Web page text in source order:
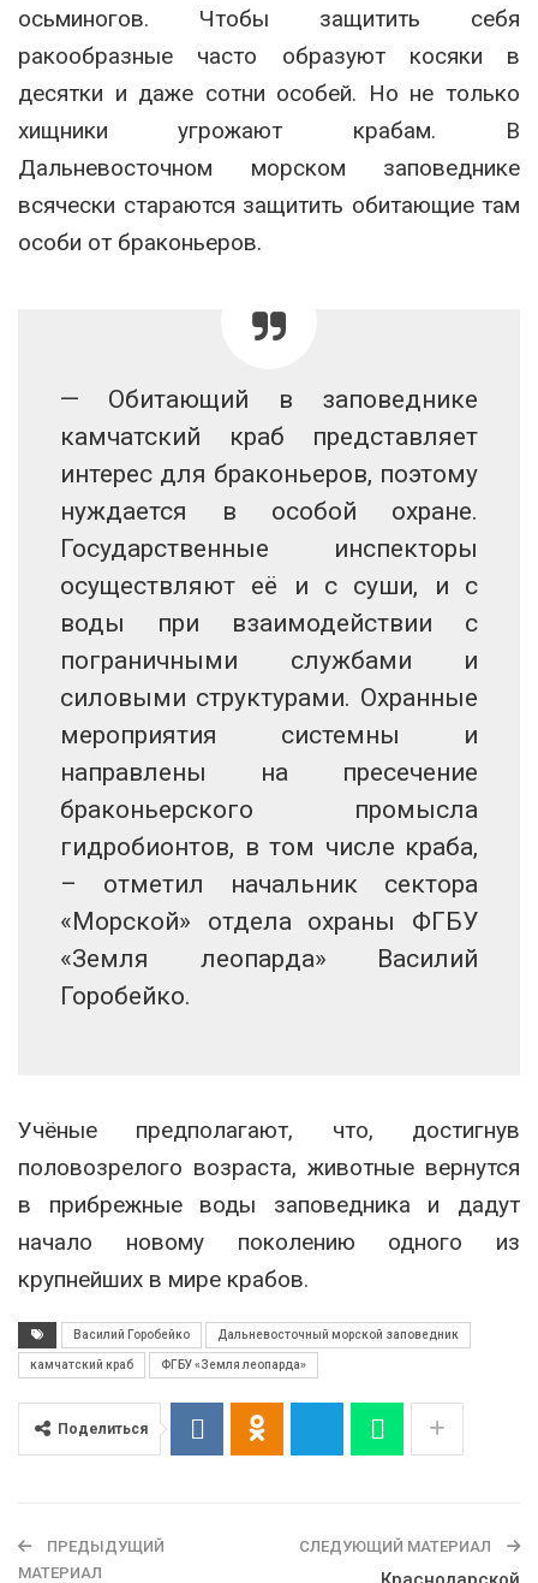
осьминогов. Чтобы защитить себя
ракообразные часто образуют косяки в
десятки и даже сотни особей. Но не только
хищники угрожают крабам. В
Дальневосточном морском заповеднике
всячески стараются защитить обитающие там
особи от браконьеров.
— Обитающий в заповеднике
камчатский краб представляет
интерес для браконьеров, поэтому
нуждается в особой охране.
Государственные инспекторы
осуществляют её и с суши, и с
воды при взаимодействии с
пограничными службами и
силовыми структурами. Охранные
мероприятия системны и
направлены на пресечение
браконьерского промысла
гидробионтов, в том числе краба,
– отметил начальник сектора
«Морской» отдела охраны ФГБУ
«Земля леопарда» Василий
Горобейко.
Учёные предполагают, что, достигнув
половозрелого возраста, животные вернутся
в прибрежные воды заповедника и дадут
начало новому поколению одного из
крупнейших в мире крабов.
Василий Горобейко Дальневосточный морской заповедник
камчатский краб ФГБУ «Земля леопарда»
Поделиться
ПРЕДЫДУЩИЙ
МАТЕРИАЛ
СЛЕДУЮЩИЙ МАТЕРИАЛ